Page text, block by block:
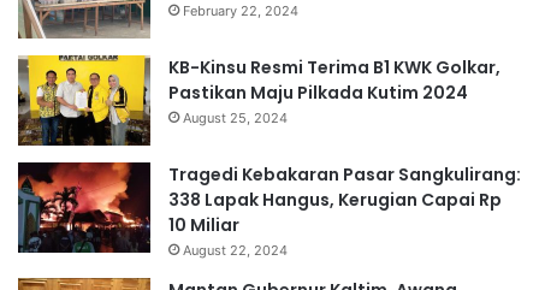
February 22, 2024
KB-Kinsu Resmi Terima B1 KWK Golkar,
Pastikan Maju Pilkada Kutim 2024
August 25, 2024
Tragedi Kebakaran Pasar Sangkulirang:
338 Lapak Hangus, Kerugian Capai Rp
10 Miliar
August 22, 2024